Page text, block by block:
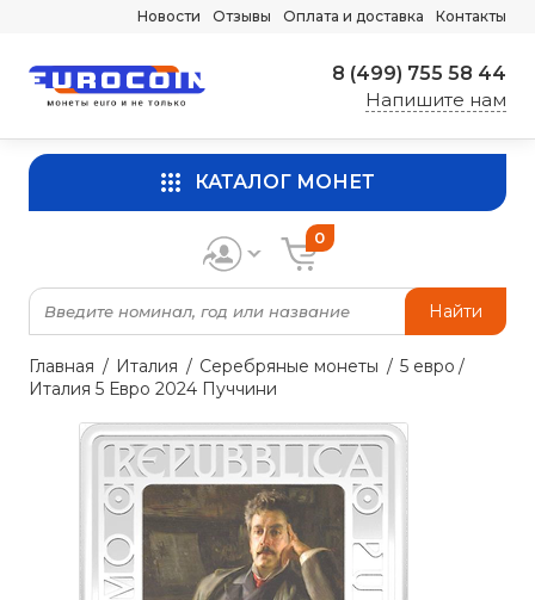
Новости Отзывы Оплата и доставка Контакты
8 (499) 755 58 44
Напишите нам
КАТАЛОГ МОНЕТ
Найти
0
Главная Италия Серебряные монеты
5 евро
Италия 5 Евро 2024 Пуччини